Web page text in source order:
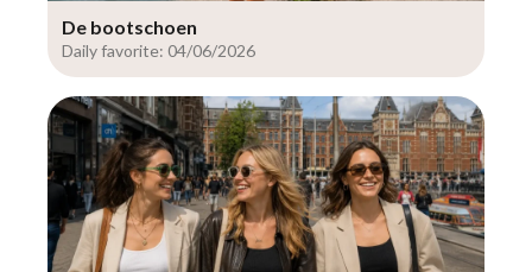
De bootschoen
Daily favorite: 04/06/2026